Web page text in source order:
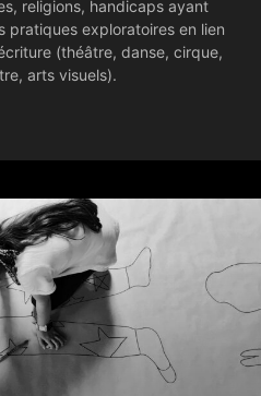
religions, handicaps ayant
pratiques exploratoires en lien
(théâtre, danse, cirque,
arts visuels).